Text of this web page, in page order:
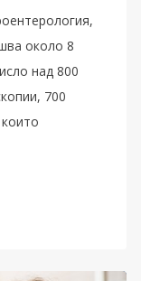
около 8
над 800
700